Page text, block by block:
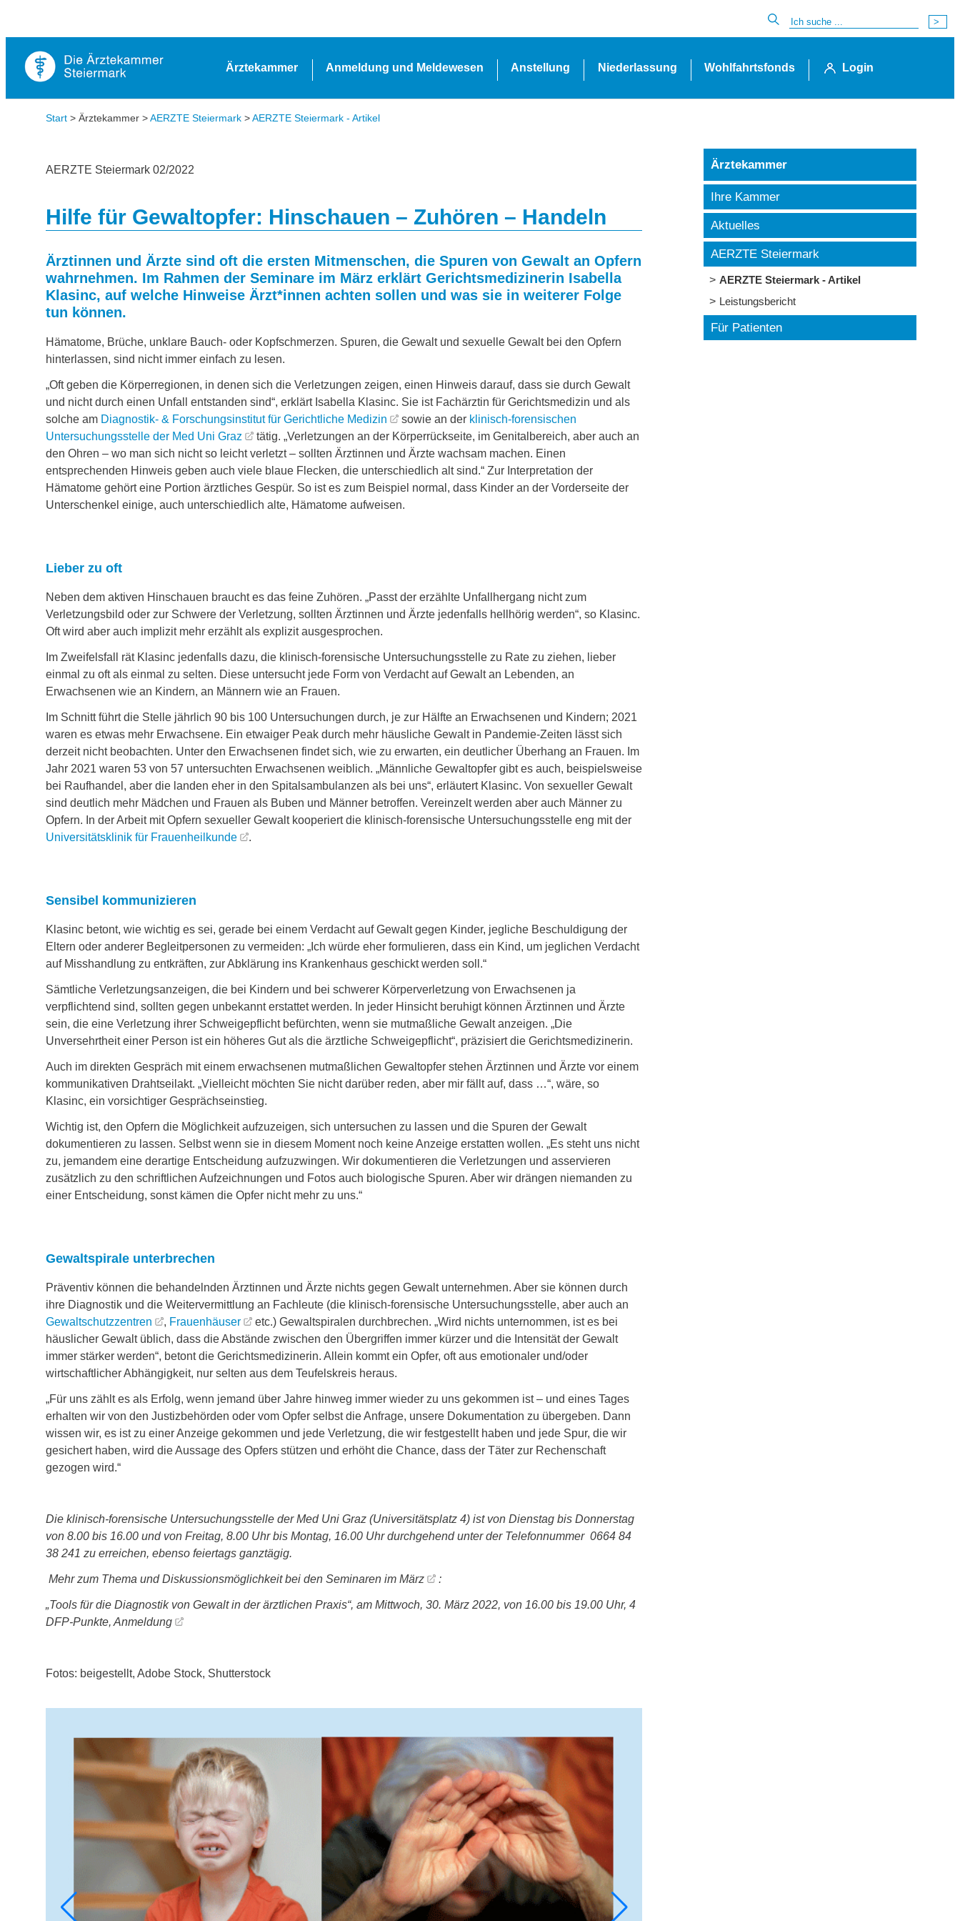
Ärztekammer Anmeldung und Meldewesen Anstellung Niederlassung Wohlfahrtsfonds Login
Start > Ärztekammer >AERZTE Steiermark >AERZTE Steiermark - Artikel
AERZTE Steiermark 02/2022
Hilfe für Gewaltopfer: Hinschauen – Zuhören – Handeln
Ärztinnen und Ärzte sind oft die ersten Mitmenschen, die Spuren von Gewalt an Opfern
wahrnehmen. Im Rahmen der Seminare im März erklärt Gerichtsmedizinerin Isabella
Klasinc, auf welche Hinweise Ärzt*innen achten sollen und was sie in weiterer Folge
tun können.
Hämatome, Brüche, unklare Bauch- oder Kopfschmerzen. Spuren, die Gewalt und sexuelle Gewalt bei den Opfern
hinterlassen, sind nicht immer einfach zu lesen.
„Oft geben die Körperregionen, in denen sich die Verletzungen zeigen, einen Hinweis darauf, dass sie durch Gewalt
und nicht durch einen Unfall entstanden sind“, erklärt Isabella Klasinc. Sie ist Fachärztin für Gerichtsmedizin und als
solche am Diagnostik- & Forschungsinstitut für Gerichtliche Medizin sowie an der klinisch-forensischen
Untersuchungsstelle der Med Uni Graz
tätig. „Verletzungen an der Körperrückseite, im Genitalbereich, aber auch an
den Ohren – wo man sich nicht so leicht verletzt – sollten Ärztinnen und Ärzte wachsam machen. Einen
entsprechenden Hinweis geben auch viele blaue Flecken, die unterschiedlich alt sind.“ Zur Interpretation der
Hämatome gehört eine Portion ärztliches Gespür. So ist es zum Beispiel normal, dass Kinder an der Vorderseite der
Unterschenkel einige, auch unterschiedlich alte, Hämatome aufweisen.
Lieber zu oft
Neben dem aktiven Hinschauen braucht es das feine Zuhören. „Passt der erzählte Unfallhergang nicht zum
Verletzungsbild oder zur Schwere der Verletzung, sollten Ärztinnen und Ärzte jedenfalls hellhörig werden“, so Klasinc.
Oft wird aber auch implizit mehr erzählt als explizit ausgesprochen.
Im Zweifelsfall rät Klasinc jedenfalls dazu, die klinisch-forensische Untersuchungsstelle zu Rate zu ziehen, lieber
einmal zu oft als einmal zu selten. Diese untersucht jede Form von Verdacht auf Gewalt an Lebenden, an
Erwachsenen wie an Kindern, an Männern wie an Frauen.
Im Schnitt führt die Stelle jährlich 90 bis 100 Untersuchungen durch, je zur Hälfte an Erwachsenen und Kindern; 2021
waren es etwas mehr Erwachsene. Ein etwaiger Peak durch mehr häusliche Gewalt in Pandemie-Zeiten lässt sich
derzeit nicht beobachten. Unter den Erwachsenen findet sich, wie zu erwarten, ein deutlicher Überhang an Frauen. Im
Jahr 2021 waren 53 von 57 untersuchten Erwachsenen weiblich. „Männliche Gewaltopfer gibt es auch, beispielsweise
bei Raufhandel, aber die landen eher in den Spitalsambulanzen als bei uns“, erläutert Klasinc. Von sexueller Gewalt
sind deutlich mehr Mädchen und Frauen als Buben und Männer betroffen. Vereinzelt werden aber auch Männer zu
Opfern. In der Arbeit mit Opfern sexueller Gewalt kooperiert die klinisch-forensische Untersuchungsstelle eng mit der
Universitätsklinik für Frauenheilkunde
.
Sensibel kommunizieren
Klasinc betont, wie wichtig es sei, gerade bei einem Verdacht auf Gewalt gegen Kinder, jegliche Beschuldigung der
Eltern oder anderer Begleitpersonen zu vermeiden: „Ich würde eher formulieren, dass ein Kind, um jeglichen Verdacht
auf Misshandlung zu entkräften, zur Abklärung ins Krankenhaus geschickt werden soll.“
Sämtliche Verletzungsanzeigen, die bei Kindern und bei schwerer Körperverletzung von Erwachsenen ja
verpflichtend sind, sollten gegen unbekannt erstattet werden. In jeder Hinsicht beruhigt können Ärztinnen und Ärzte
sein, die eine Verletzung ihrer Schweigepflicht befürchten, wenn sie mutmaßliche Gewalt anzeigen. „Die
Unversehrtheit einer Person ist ein höheres Gut als die ärztliche Schweigepflicht“, präzisiert die Gerichtsmedizinerin.
Auch im direkten Gespräch mit einem erwachsenen mutmaßlichen Gewaltopfer stehen Ärztinnen und Ärzte vor einem
kommunikativen Drahtseilakt. „Vielleicht möchten Sie nicht darüber reden, aber mir fällt auf, dass …“, wäre, so
Klasinc, ein vorsichtiger Gesprächseinstieg.
Wichtig ist, den Opfern die Möglichkeit aufzuzeigen, sich untersuchen zu lassen und die Spuren der Gewalt
dokumentieren zu lassen. Selbst wenn sie in diesem Moment noch keine Anzeige erstatten wollen. „Es steht uns nicht
zu, jemandem eine derartige Entscheidung aufzuzwingen. Wir dokumentieren die Verletzungen und asservieren
zusätzlich zu den schriftlichen Aufzeichnungen und Fotos auch biologische Spuren. Aber wir drängen niemanden zu
einer Entscheidung, sonst kämen die Opfer nicht mehr zu uns.“
Gewaltspirale unterbrechen
Präventiv können die behandelnden Ärztinnen und Ärzte nichts gegen Gewalt unternehmen. Aber sie können durch
ihre Diagnostik und die Weitervermittlung an Fachleute (die klinisch-forensische Untersuchungsstelle, aber auch an
Gewaltschutzzentren
, Frauenhäuser
etc.) Gewaltspiralen durchbrechen. „Wird nichts unternommen, ist es bei
häuslicher Gewalt üblich, dass die Abstände zwischen den Übergriffen immer kürzer und die Intensität der Gewalt
immer stärker werden“, betont die Gerichtsmedizinerin. Allein kommt ein Opfer, oft aus emotionaler und/oder
wirtschaftlicher Abhängigkeit, nur selten aus dem Teufelskreis heraus.
„Für uns zählt es als Erfolg, wenn jemand über Jahre hinweg immer wieder zu uns gekommen ist – und eines Tages
erhalten wir von den Justizbehörden oder vom Opfer selbst die Anfrage, unsere Dokumentation zu übergeben. Dann
wissen wir, es ist zu einer Anzeige gekommen und jede Verletzung, die wir festgestellt haben und jede Spur, die wir
gesichert haben, wird die Aussage des Opfers stützen und erhöht die Chance, dass der Täter zur Rechenschaft
gezogen wird.“
Die klinisch-forensische Untersuchungsstelle der Med Uni Graz (Universitätsplatz 4) ist von Dienstag bis Donnerstag
von 8.00 bis 16.00 und von Freitag, 8.00 Uhr bis Montag, 16.00 Uhr durchgehend unter der Telefonnummer 0664 84
38 241 zu erreichen, ebenso feiertags ganztägig.
Mehr zum Thema und Diskussionsmöglichkeit bei den Seminaren im März :
„Tools für die Diagnostik von Gewalt in der ärztlichen Praxis“, am Mittwoch, 30. März 2022, von 16.00 bis 19.00 Uhr, 4
DFP-Punkte, Anmeldung
Fotos: beigestellt, Adobe Stock, Shutterstock
Ärztekammer
Ihre Kammer
Aktuelles
AERZTE Steiermark
AERZTE Steiermark - Artikel
Leistungsbericht
Für Patienten